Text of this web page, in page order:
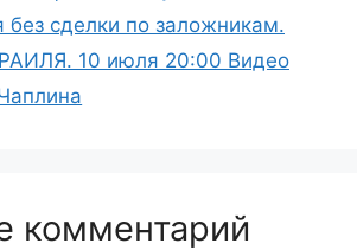
без сделки по заложникам.
10 июля 20:00 Видео
комментарий